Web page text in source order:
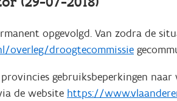
opgevolgd. Van zodra de
droogtecommissie
gebruiksbeperkingen
de website https://